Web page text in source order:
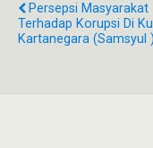
Persepsi Masyarakat
Terhadap Korupsi Di
Kartanegara (Samsyul )